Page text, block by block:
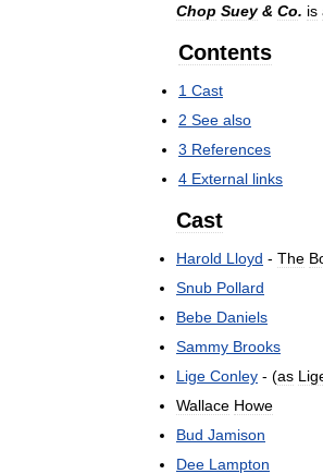
Chop Suey& Co. is
Contents
1 Cast
2 See also
3 References
4 External links
Cast
Harold Lloyd - The
Snub Pollard
Bebe Daniels
Sammy Brooks
Lige Conley - (as
Wallace Howe
Bud Jamison
Dee Lampton